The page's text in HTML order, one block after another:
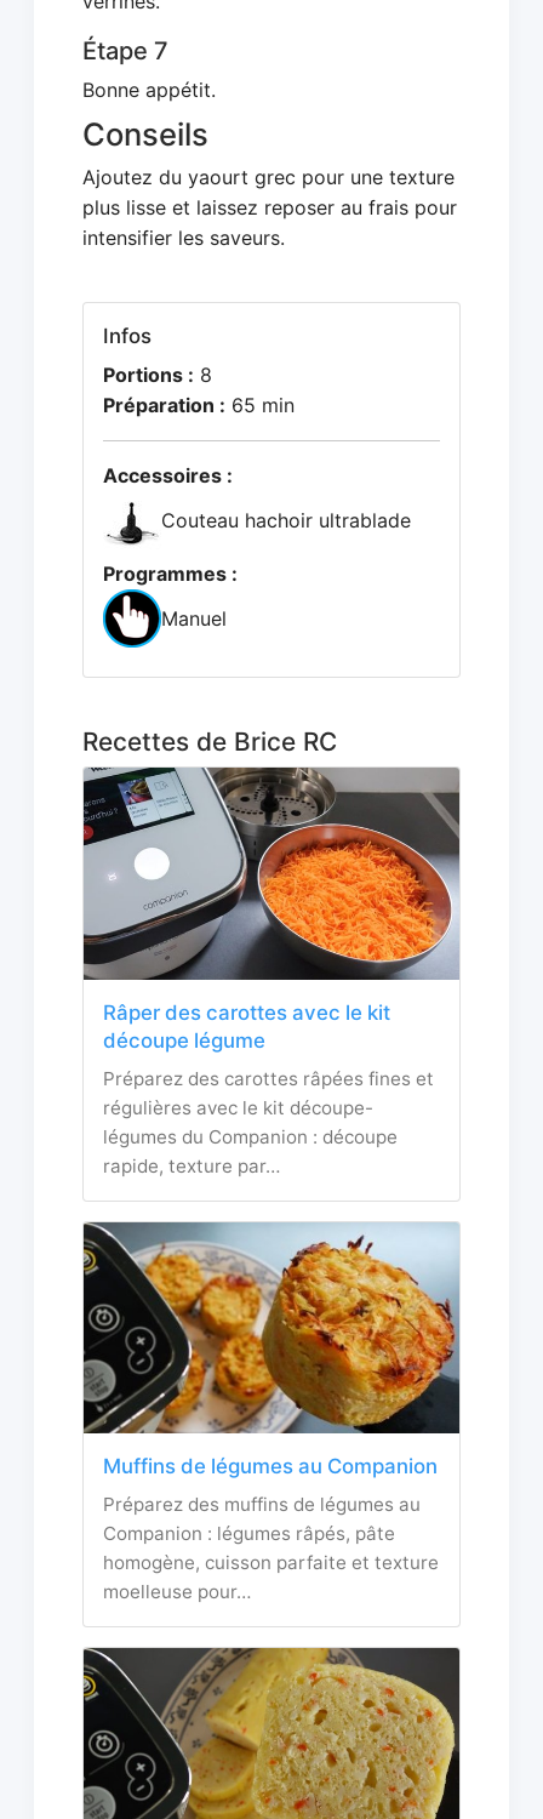
Étape 7
Bonne appétit.
Conseils
Ajoutez du yaourt grec pour une texture
plus lisse et laissez reposer au frais pour
intensifier les saveurs.
Infos
Portions : 8
Préparation : 65 min
Accessoires :
Couteau hachoir ultrablade
Programmes :
Manuel
Recettes de Brice RC
Râper des carottes avec le kit
découpe légume
Préparez des carottes râpées fines et
régulières avec le kit découpe-
légumes du Companion : découpe
rapide, texture par…
Muffins de légumes au Companion
Préparez des muffins de légumes au
Companion : légumes râpés, pâte
homogène, cuisson parfaite et texture
moelleuse pour…